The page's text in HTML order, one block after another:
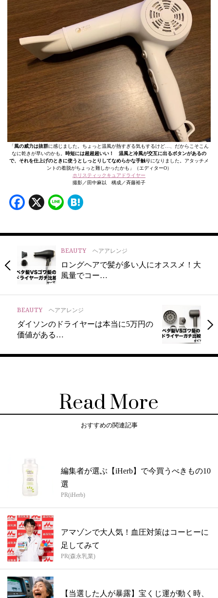
「風の威力は抜群に感じました。ちょっと温風が熱すぎる気もするけど…、だからこそこん
なに乾きが早いのかも。 時短には超超超いい！ 温風と冷風が交互に出るボタンがあるの
で、それを仕上げのときに使うとしっとりしてなめらかな手触り になりました。アタッチメ
ントの着脱がちょっと難しかったかも」（エディターO）
ホリスティックキュアドライヤー
撮影／田中麻以 構成／斉藤裕子
Facebook
X Line
BEAUTY ヘアアレンジ
ロングヘアで髪が多い人にオススメ！大
風量でコー…
BEAUTY ヘアアレンジ
ダイソンのドライヤーは本当に5万円の
価値がある…
Read More
おすすめの関連記事
編集者が選ぶ【iHerb】で今買うべきもの10
選
PR(iHerb)
アマゾンで大人気！血圧対策はコーヒーに
足してみて
PR(森永乳業)
【当選した人が暴露】宝くじ運が動く時、